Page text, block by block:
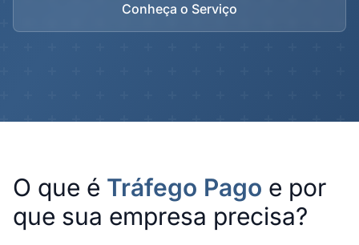
Conheça o Serviço
O que é Tráfego Pago e por
que sua empresa precisa?